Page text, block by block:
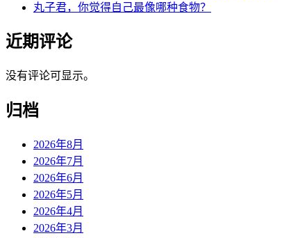
丸子君，你觉得自己最像哪种食物？
近期评论
没有评论可显示。
归档
2026年8月
2026年7月
2026年6月
2026年5月
2026年4月
2026年3月